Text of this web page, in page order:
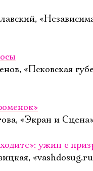
«Псковская
«Экран и
ужин с